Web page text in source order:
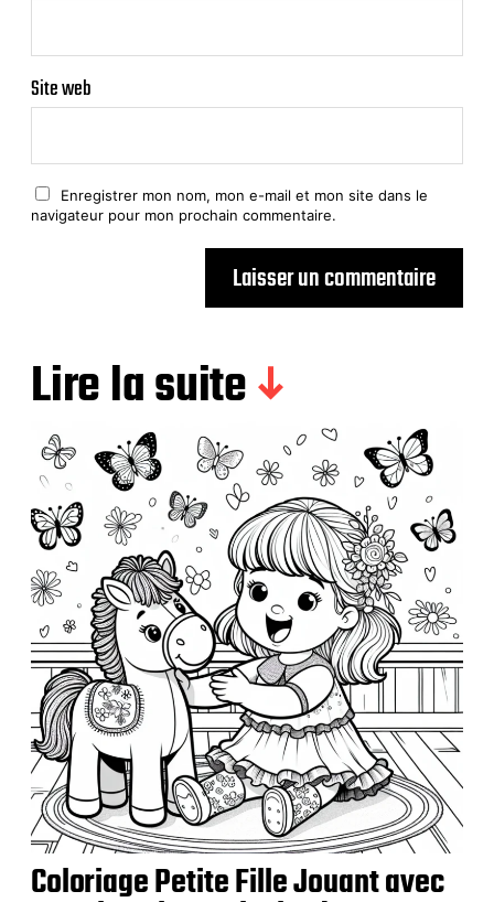
Site web
Enregistrer mon nom, mon e-mail et mon site dans le
navigateur pour mon prochain commentaire.
Lire la suite
Coloriage Petite Fille Jouant avec